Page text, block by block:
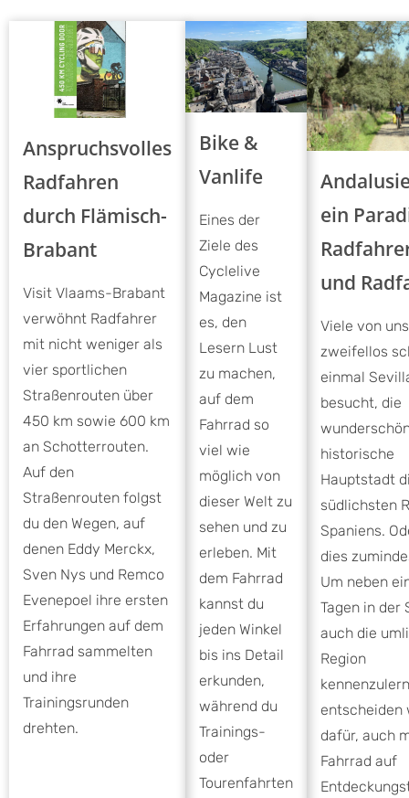
Anspruchsvolles
Radfahren
durch Flämisch-
Brabant
Visit Vlaams-Brabant
verwöhnt Radfahrer
mit nicht weniger als
vier sportlichen
Straßenrouten über
450 km sowie 600 km
an Schotterrouten.
Auf den
Straßenrouten folgst
du den Wegen, auf
denen Eddy Merckx,
Sven Nys und Remco
Evenepoel ihre ersten
Erfahrungen auf dem
Fahrrad sammelten
und ihre
Trainingsrunden
drehten.
Bike &
Vanlife
Eines der
Ziele des
Cyclelive
Magazine ist
es, den
Lesern Lust
zu machen,
auf dem
Fahrrad so
viel wie
möglich von
dieser Welt zu
sehen und zu
erleben. Mit
dem Fahrrad
kannst du
jeden Winkel
bis ins Detail
erkunden,
während du
Trainings-
oder
Tourenfahrten
ein
und
Viele von
zweifellos
einmal
besucht, die
historische
Hauptstadt
südlichsten
Spaniens.
dies
Um neben
Tagen in der
auch die
Region
entscheiden
dafür, auch
Fahrrad auf